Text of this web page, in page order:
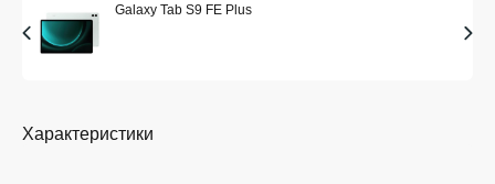
Galaxy Tab S9 FE Plus
Характеристики